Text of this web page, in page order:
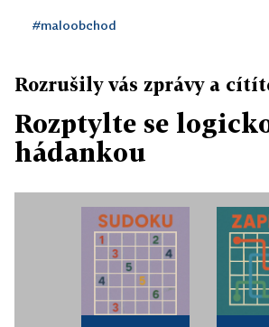
#maloobchod
Rozrušily vás zprávy a
Rozptylte se
hádankou